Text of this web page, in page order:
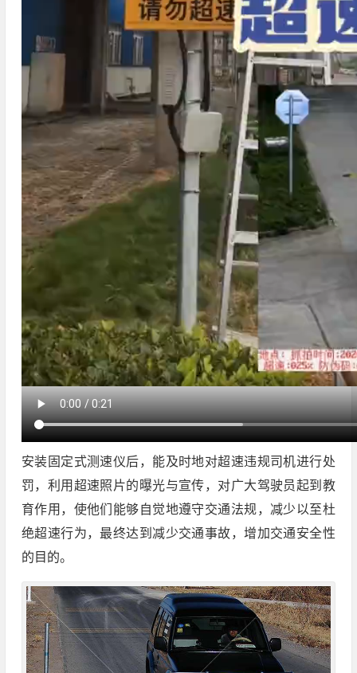
安装固定式测速仪后，能及时地对超速违规司机进行处
罚，利用超速照片的曝光与宣传，对广大驾驶员起到教
育作用，使他们能够自觉地遵守交通法规，减少以至杜
绝超速行为，最终达到减少交通事故，增加交通安全性
的目的。